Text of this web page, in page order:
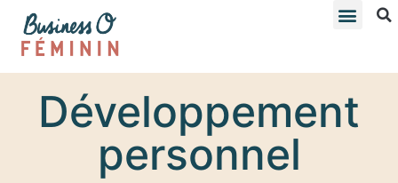
Développement
personnel